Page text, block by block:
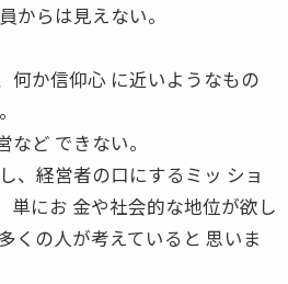
からは見えない。
何か信仰心 に近いようなもの
ど できない。
し、経営者の口にするミッ ショ
単にお 金や社会的な地位が欲し
くの人が考えていると 思いま